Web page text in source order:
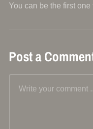
You can be the first
Post a